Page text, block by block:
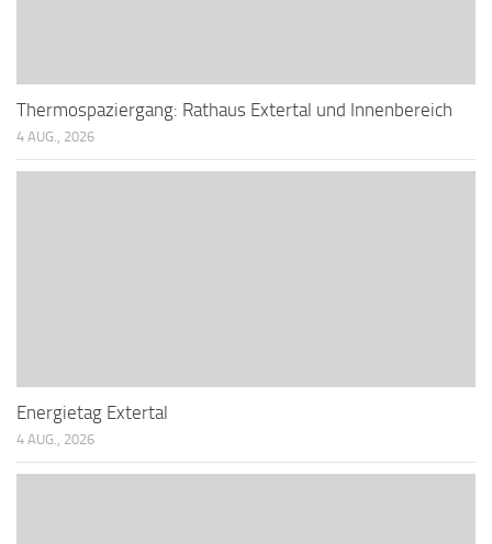
Thermospaziergang: Rathaus Extertal und Innenbereich
4 AUG., 2026
Energietag Extertal
4 AUG., 2026